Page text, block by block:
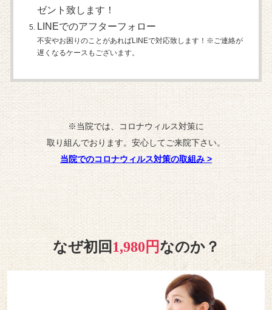
ゼント致します！
LINEでのアフターフォロー
不安やお困りのことがあればLINEで対応致します！※ご連絡が
遅くなるケースもございます。
※当院では、コロナウィルス対策に
取り組んでおります。安心してご来院下さい。
当院でのコロナウィルス対策の取組み >
なぜ初回 1,980円なのか？